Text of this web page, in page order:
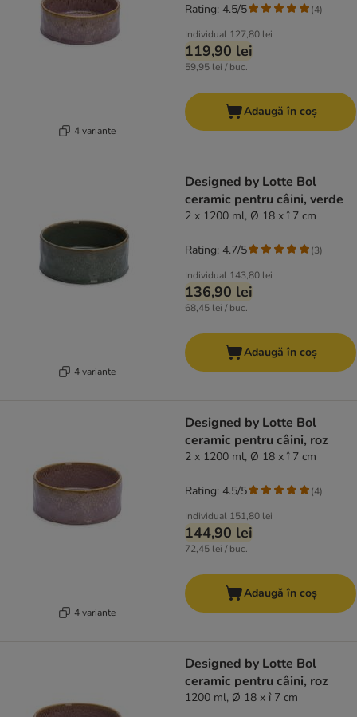
4 variante
Individual 127,80 lei
119,90 lei
59,95 lei / buc.
Rating: 4.5/5 (4)
Adaugă în coș
4 variante
Designed by Lotte Bol
ceramic pentru câini, verde
2 x 1200 ml, Ø 18 x î 7 cm
Individual 143,80 lei
136,90 lei
68,45 lei / buc.
Rating: 4.7/5 (3)
Adaugă în coș
4 variante
Designed by Lotte Bol
ceramic pentru câini, roz
2 x 1200 ml, Ø 18 x î 7 cm
Individual 151,80 lei
144,90 lei
72,45 lei / buc.
Rating: 4.5/5 (4)
Adaugă în coș
Designed by Lotte Bol
ceramic pentru câini, roz
1200 ml, Ø 18 x î 7 cm